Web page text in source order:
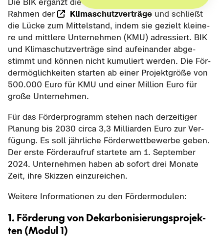
Die BIK er­gänzt die be­stehen­de För­de­rung z. B. im
Rah­men der
Kli­ma­schutz­ver­trä­ge und schließt
die Lücke zum Mit­tel­stand, indem sie ge­zielt klei­ne­
re und mitt­le­re Un­ter­neh­men (KMU) adres­siert. BIK
und Kli­ma­schutz­ver­trä­ge sind auf­ein­an­der ab­ge­
stimmt und kön­nen nicht ku­mu­liert wer­den. Die För­
der­mög­lich­kei­ten star­ten ab einer Pro­jekt­grö­ße von
500.000 Euro für KMU und einer Mil­li­on Euro für
große Un­ter­neh­men.
Für das För­der­pro­gramm ste­hen nach der­zei­ti­ger
Pla­nung bis 2030 circa 3,3 Mil­li­ar­den Euro zur Ver­
fü­gung. Es soll jähr­li­che För­der­wett­be­wer­be geben.
Der erste För­der­auf­ruf star­te­te am 1. Sep­tem­ber
2024. Un­ter­neh­men haben ab so­fort drei Mo­na­te
Zeit, ihre Skiz­zen ein­zu­rei­chen.
Wei­te­re In­for­ma­tio­nen zu den För­der­mo­du­len:
1. För­de­rung von De­kar­bo­ni­sie­rungs­pro­jek­
ten (Modul 1)